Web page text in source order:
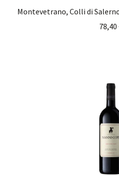
Montevetrano, Colli di
78,40